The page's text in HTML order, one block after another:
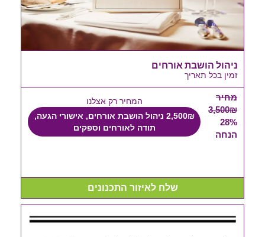
ניהול הושבת אורחים
זמין בכל תאריך
מחיר
3,500₪
28%
הנחה
המחיר רק אצלנו
2,500₪ ניהול הושבת אורחים, אישורי הגעה,
תודה לאורחים וספקים
שלח לאיזור התכנונים